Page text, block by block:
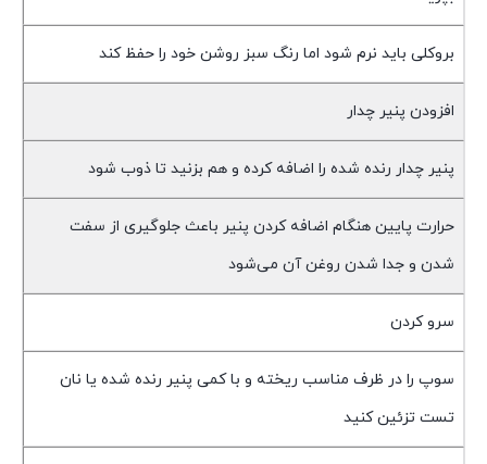
بروکلی باید نرم شود اما رنگ سبز روشن خود را حفظ کند
افزودن پنیر چدار
پنیر چدار رنده شده را اضافه کرده و هم بزنید تا ذوب شود
حرارت پایین هنگام اضافه کردن پنیر باعث جلوگیری از سفت
شدن و جدا شدن روغن آن می‌شود
سرو کردن
سوپ را در ظرف مناسب ریخته و با کمی پنیر رنده شده یا نان
تست تزئین کنید